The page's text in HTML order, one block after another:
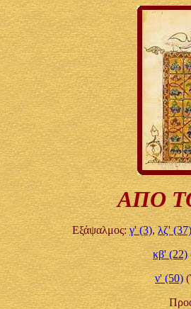
ΑΠΟ
Εξάψαλμος:γ' (3),λζ' (37)
κβ' (22)
ν' (50)